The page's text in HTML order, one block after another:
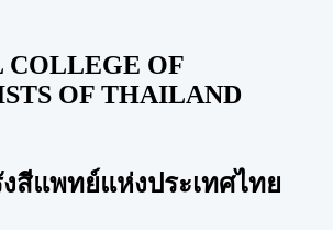
COLLEGE OF
OF THAILAND
สีแพทย์แห่งประเทศไทย